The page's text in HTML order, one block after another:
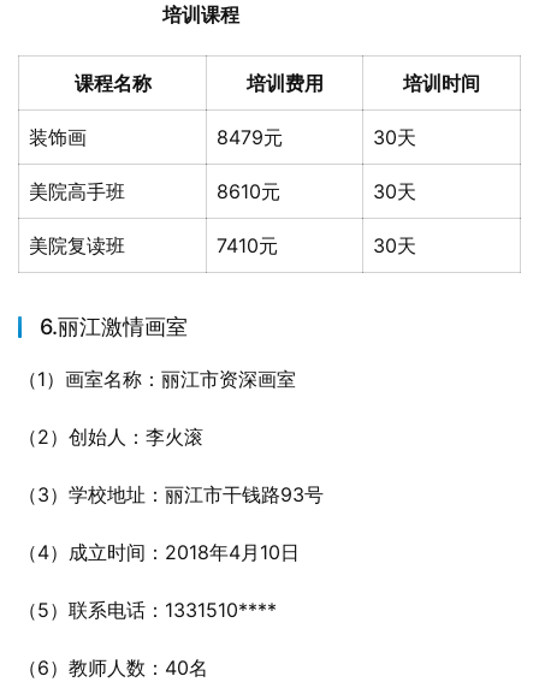
培训课程
课程名称 培训费用 培训时间
装饰画 8479元 30天
美院高手班 8610元 30天
美院复读班 7410元 30天
6.丽江激情画室
（1）画室名称：丽江市资深画室
（2）创始人：李火滚
（3）学校地址：丽江市干钱路93号
（4）成立时间：2018年4月10日
（5）联系电话：1331510****
（6）教师人数：40名